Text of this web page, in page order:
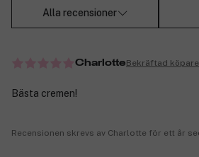
Alla recensioner
CharlotteBekräftad köpare
Bästa cremen!
Recensionen skrevs av Charlotte för ett år